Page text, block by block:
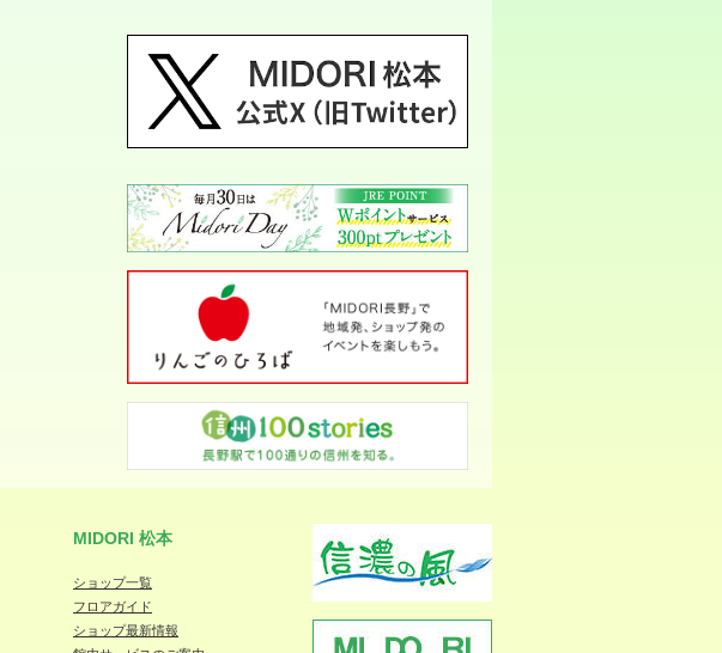
MIDORI 松本
ショップ一覧
フロアガイド
ショップ最新情報